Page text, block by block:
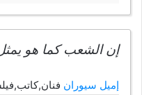
إن الشعب كما هو
إميل سيوران فنان,كاتب,فيلسوف